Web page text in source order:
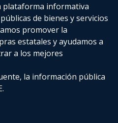
plataforma informativa
de bienes y servicios
promover la
estatalesy ayudamos a
a los mejores
la información pública